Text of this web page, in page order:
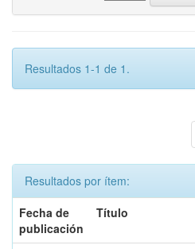
Resultados 1-1 de 1.
Resultados por ítem:
Fecha de
publicación
Título